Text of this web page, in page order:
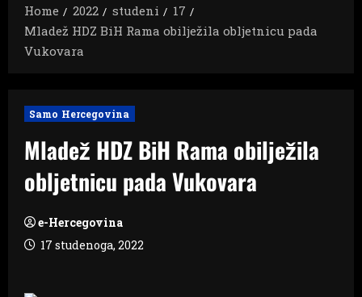
Home
2022 studeni
17
Mladež HDZ BiH Rama obilježila obljetnicu pada
Vukovara
Samo Hercegovina
Mladež HDZ BiH Rama obilježila
obljetnicu pada Vukovara
e-Hercegovina
17 studenoga, 2022